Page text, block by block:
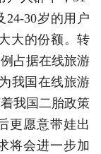
24-30岁的用户
大的份额。转
占据在线旅游
我国在线旅游
我国二胎政策
更愿意带娃出
将会进一步加